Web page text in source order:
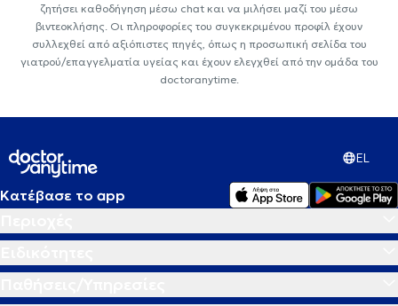
ζητήσει καθοδήγηση μέσω chat και να μιλήσει μαζί του μέσω
βιντεοκλήσης. Οι πληροφορίες του συγκεκριμένου προφίλ έχουν
συλλεχθεί από αξιόπιστες πηγές, όπως η προσωπική σελίδα του
γιατρού/επαγγελματία υγείας και έχουν ελεγχθεί από την ομάδα του
doctoranytime.
EL
Κατέβασε το app